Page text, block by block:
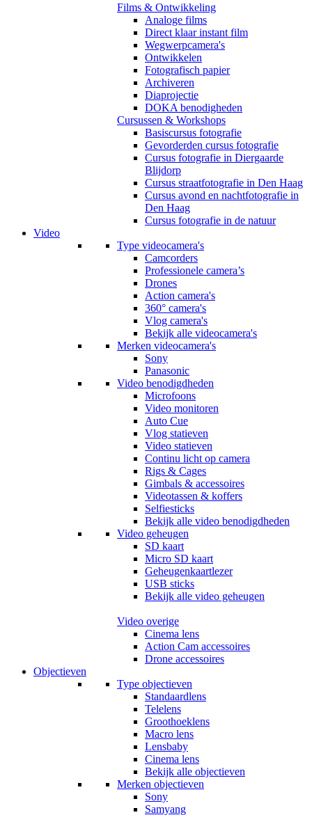
Films & Ontwikkeling
Analoge films
Direct klaar instant film
Wegwerpcamera's
Ontwikkelen
Fotografisch papier
Archiveren
Diaprojectie
DOKA benodigheden
Cursussen & Workshops
Basiscursus fotografie
Gevorderden cursus fotografie
Cursus fotografie in Diergaarde
Blijdorp
Cursus straatfotografie in Den Haag
Cursus avond en nachtfotografie in
Den Haag
Cursus fotografie in de natuur
Video
Type videocamera's
Camcorders
Professionele camera’s
Drones
Action camera's
360° camera's
Vlog camera's
Bekijk alle videocamera's
Merken videocamera's
Sony
Panasonic
Video benodigdheden
Microfoons
Video monitoren
Auto Cue
Vlog statieven
Video statieven
Continu licht op camera
Rigs & Cages
Gimbals & accessoires
Videotassen & koffers
Selfiesticks
Bekijk alle video benodigdheden
Video geheugen
SD kaart
Micro SD kaart
Geheugenkaartlezer
USB sticks
Bekijk alle video geheugen
Video overige
Cinema lens
Action Cam accessoires
Drone accessoires
Objectieven
Type objectieven
Standaardlens
Telelens
Groothoeklens
Macro lens
Lensbaby
Cinema lens
Bekijk alle objectieven
Merken objectieven
Sony
Samyang